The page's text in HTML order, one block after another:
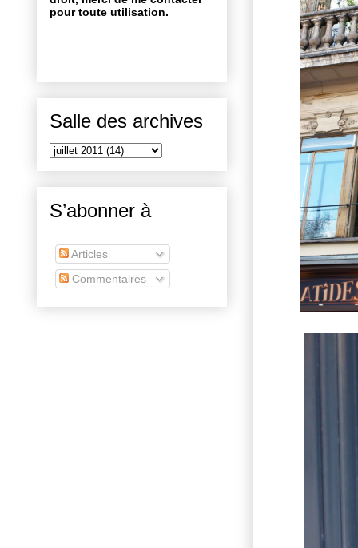
pour toute utilisation.
Salle des archives
S’abonner à
Articles
Commentaires